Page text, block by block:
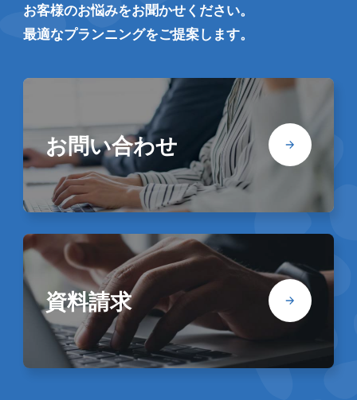
お客様のお悩みをお聞かせください。
最適なプランニングをご提案します。
お問い合わせ
資料請求